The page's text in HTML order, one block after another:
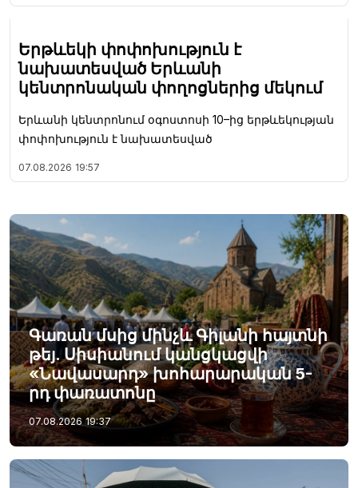
Երթևեկի փոփոխություն է
նախատեսված Երևանի
կենտրոնական փողոցներից մեկում
Երևանի կենտրոնում օգոստոսի 10–ից երթևեկության
փոփոխություն է նախատեսված
07.08.2026 19:57
Գառան մսից մինչև Գիլանի հայտնի
թեյ. Սիսիանում կանցկացվի
«Նավասարդ» խոհարարական 5-
րդ փառատոնը
07.08.2026 19:37